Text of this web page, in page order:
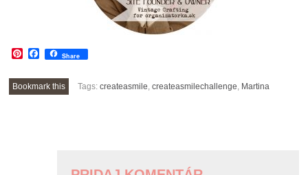
Pinterest
Facebook
Share
Bookmark this Tags:createasmile ,createasmilechallenge Martina